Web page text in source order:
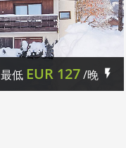
最低 EUR 127/晚